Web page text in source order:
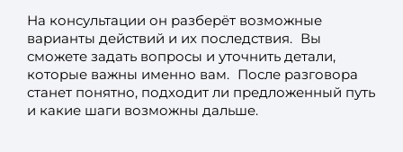
На консультации он разберёт возможные
варианты действий и их последствия. Вы
сможете задать вопросы и уточнить детали,
которые важны именно вам. После разговора
станет понятно, подходит ли предложенный путь
и какие шаги возможны дальше.